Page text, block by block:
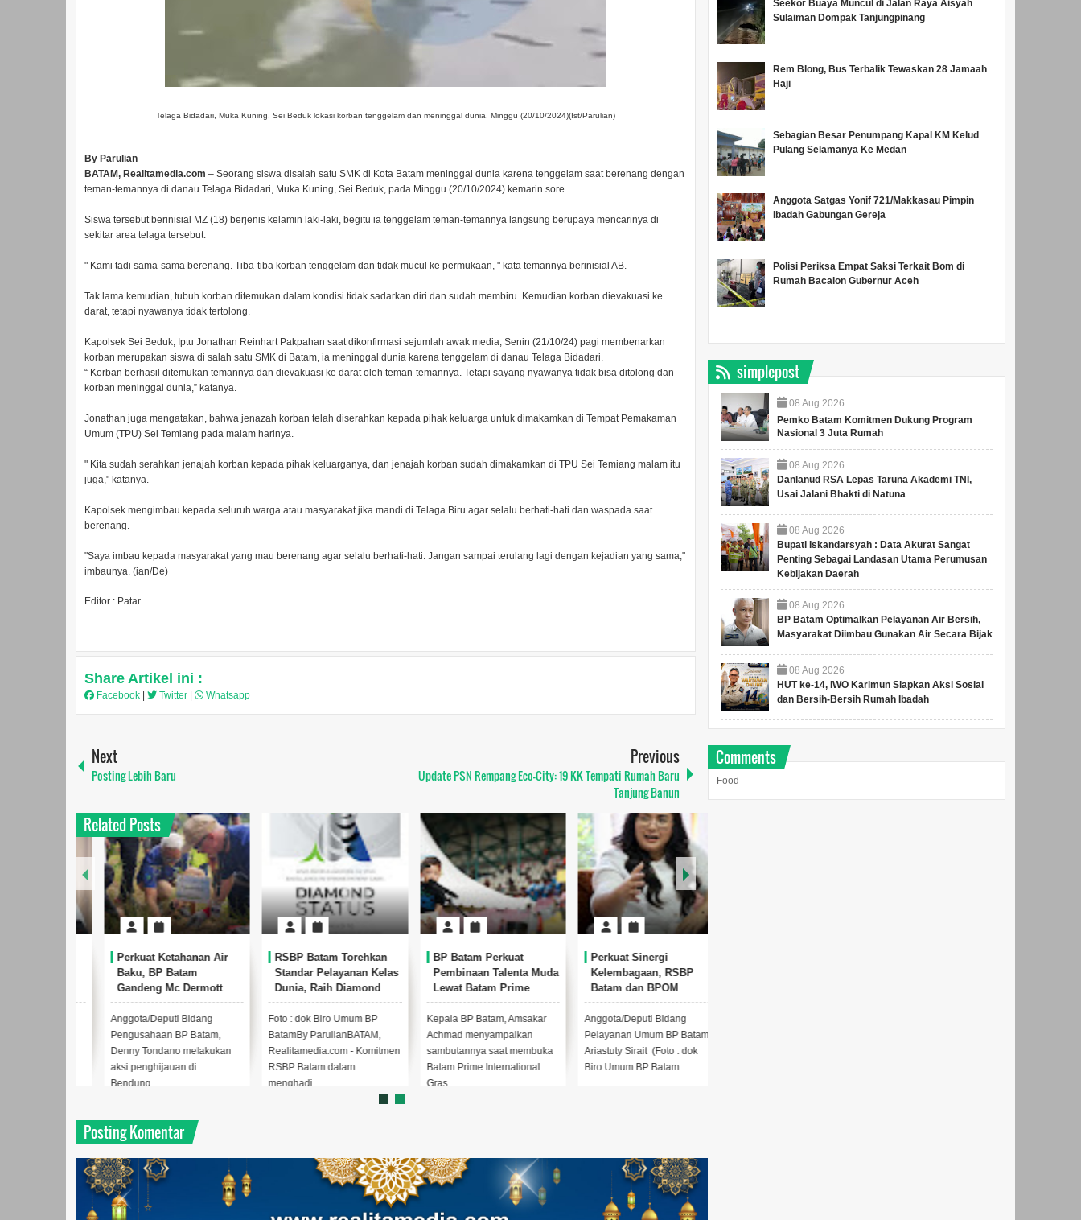
Telaga Bidadari, Muka Kuning, Sei Beduk lokasi korban tenggelam dan meninggal dunia, Minggu (20/10/2024)(Ist/Parulian)
By Parulian
BATAM, Realitamedia.com – Seorang siswa disalah satu SMK di Kota Batam meninggal dunia karena tenggelam saat berenang dengan
teman-temannya di danau Telaga Bidadari, Muka Kuning, Sei Beduk, pada Minggu (20/10/2024) kemarin sore.
Siswa tersebut berinisial MZ (18) berjenis kelamin laki-laki, begitu ia tenggelam teman-temannya langsung berupaya mencarinya di
sekitar area telaga tersebut.
" Kami tadi sama-sama berenang. Tiba-tiba korban tenggelam dan tidak mucul ke permukaan, " kata temannya berinisial AB.
Tak lama kemudian, tubuh korban ditemukan dalam kondisi tidak sadarkan diri dan sudah membiru. Kemudian korban dievakuasi ke
darat, tetapi nyawanya tidak tertolong.
Kapolsek Sei Beduk, Iptu Jonathan Reinhart Pakpahan saat dikonfirmasi sejumlah awak media, Senin (21/10/24) pagi membenarkan
korban merupakan siswa di salah satu SMK di Batam, ia meninggal dunia karena tenggelam di danau Telaga Bidadari.
“ Korban berhasil ditemukan temannya dan dievakuasi ke darat oleh teman-temannya. Tetapi sayang nyawanya tidak bisa ditolong dan
korban meninggal dunia,” katanya.
Jonathan juga mengatakan, bahwa jenazah korban telah diserahkan kepada pihak keluarga untuk dimakamkan di Tempat Pemakaman
Umum (TPU) Sei Temiang pada malam harinya.
" Kita sudah serahkan jenajah korban kepada pihak keluarganya, dan jenajah korban sudah dimakamkan di TPU Sei Temiang malam itu
juga," katanya.
Kapolsek mengimbau kepada seluruh warga atau masyarakat jika mandi di Telaga Biru agar selalu berhati-hati dan waspada saat
berenang.
"Saya imbau kepada masyarakat yang mau berenang agar selalu berhati-hati. Jangan sampai terulang lagi dengan kejadian yang sama,"
imbaunya. (ian/De)
Editor : Patar
Share Artikel ini :
Facebook Twitter Whatsapp
Next
Posting Lebih Baru
Previous
Update PSN Rempang Eco-City: 19 KK Tempati Rumah Baru
Tanjung Banun
Related Posts
Perkuat Ketahanan Air
Baku, BP Batam
Gandeng Mc Dermott
Tanam 400 Bambu
Betung di Bendungan
Sei Nongsa
Anggota/Deputi Bidang
Pengusahaan BP Batam,
Denny Tondano melakukan
aksi penghijauan di
Bendung...
RSBP Batam Torehkan
Standar Pelayanan Kelas
Dunia, Raih Diamond
Status dari WSO
Foto : dok Biro Umum BP
BatamBy ParulianBATAM,
Realitamedia.com - Komitmen
RSBP Batam dalam
menghadi...
BP Batam Perkuat
Pembinaan Talenta Muda
Lewat Batam Prime
International Grassroot
Football Festival 2026
Kepala BP Batam, Amsakar
Achmad menyampaikan
sambutannya saat membuka
Batam Prime International
Perkuat Sinergi
Kelembagaan, RSBP
Batam dan BPOM
Pastikan Pelayanan dan
Ketersediaan Obat Aman
Anggota/Deputi Bidang
Pelayanan Umum BP Batam,
Ariastuty Sirait (Foto : dok
Biro Umum BP Batam...
Posting Komentar
Seekor Buaya Muncul di Jalan Raya Aisyah
Sulaiman Dompak Tanjungpinang
Rem Blong, Bus Terbalik Tewaskan 28 Jamaah
Haji
Sebagian Besar Penumpang Kapal KM Kelud
Pulang Selamanya Ke Medan
Anggota Satgas Yonif 721/Makkasau Pimpin
Ibadah Gabungan Gereja
Polisi Periksa Empat Saksi Terkait Bom di
Rumah Bacalon Gubernur Aceh
simplepost
08 Aug 2026
Pemko Batam Komitmen Dukung Program
Nasional 3 Juta Rumah
08 Aug 2026
Danlanud RSA Lepas Taruna Akademi TNI,
Usai Jalani Bhakti di Natuna
08 Aug 2026
Bupati Iskandarsyah : Data Akurat Sangat
Penting Sebagai Landasan Utama Perumusan
Kebijakan Daerah
08 Aug 2026
BP Batam Optimalkan Pelayanan Air Bersih,
Masyarakat Diimbau Gunakan Air Secara Bijak
08 Aug 2026
HUT ke-14, IWO Karimun Siapkan Aksi Sosial
dan Bersih-Bersih Rumah Ibadah
Comments
Food